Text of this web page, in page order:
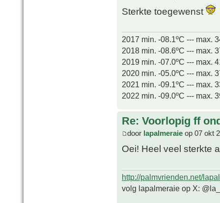
Sterkte toegewenst
2017 min. -08.1ºC --- max.
2018 min. -08.6ºC --- max.
2019 min. -07.0ºC --- max.
2020 min. -05.0ºC --- max.
2021 min. -09.1ºC --- max.
2022 min. -09.0ºC --- max.
Re: Voorlopig ff
door lapalmeraie op 07 okt
Oei! Heel veel sterkte
http://palmvrienden.net/
volg lapalmeraie op X: